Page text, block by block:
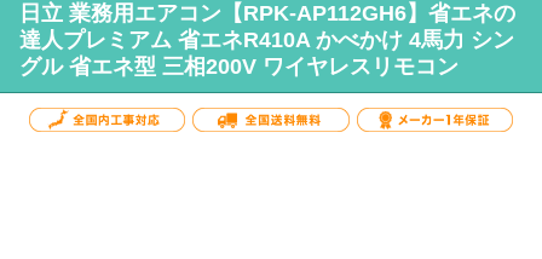
日立 業務用エアコン【RPK-AP112GH6】省エネの
達人プレミアム 省エネR410A かべかけ 4馬力 シン
グル 省エネ型 三相200V ワイヤレスリモコン